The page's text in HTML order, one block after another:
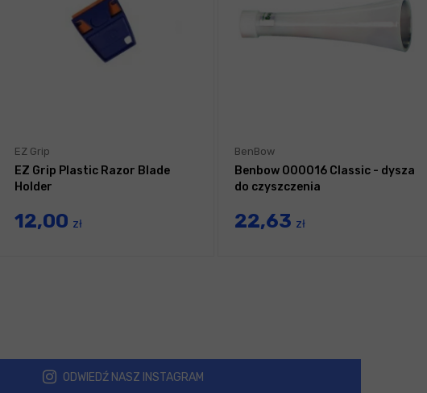
EZ Grip
EZ Grip Plastic Razor Blade
Holder
12,00 zł
BenBow
Benbow 000016 Classic - dysza
do czyszczenia
22,63 zł
ODWIEDŹ NASZ INSTAGRAM